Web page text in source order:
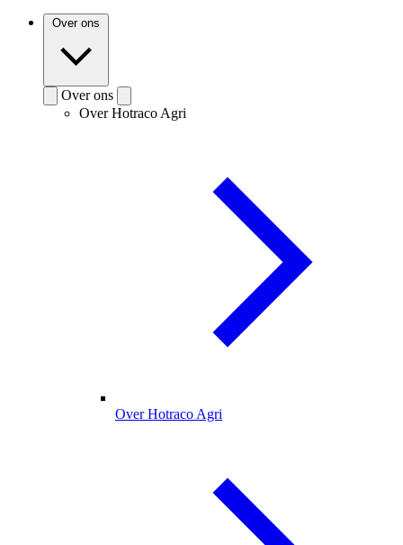
Over ons
Over ons
Over Hotraco Agri
Over Hotraco Agri